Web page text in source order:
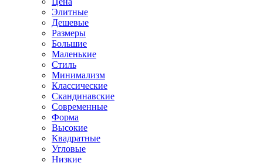
Элитные
Дешевые
Размеры
Большие
Маленькие
Стиль
Минимализм
Классические
Скандинавские
Современные
Форма
Высокие
Квадратные
Угловые
Низкие